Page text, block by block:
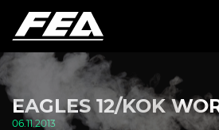
EAGLES 12/KOK
06.11.2013